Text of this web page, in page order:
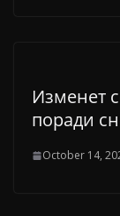
Изменет
поради
October 14,